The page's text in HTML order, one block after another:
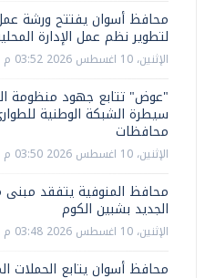
محافظ أسوان يفتتح ورشة
لتطوير نظم عمل الإدارة
الإثنين، 10 اغسطس 2026 03:52 م
"عوض" تتابع جهود منظومة
محافظات
الإثنين، 10 اغسطس 2026 03:50 م
محافظ المنوفية يتفقد
الجديد بشبين الكوم
الإثنين، 10 اغسطس 2026 03:48 م
محافظ أسوان يتابع الحملات